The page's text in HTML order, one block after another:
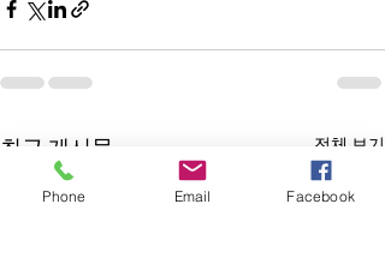
최근 게시물 전체 보기
Phone Email Facebook